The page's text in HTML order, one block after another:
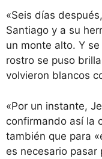
«Seis días
Santiago y a su
un monte alto. Y
rostro se puso
volvieron blancos
«Por un instante,
confirmando así la
también que para
es necesario pasar